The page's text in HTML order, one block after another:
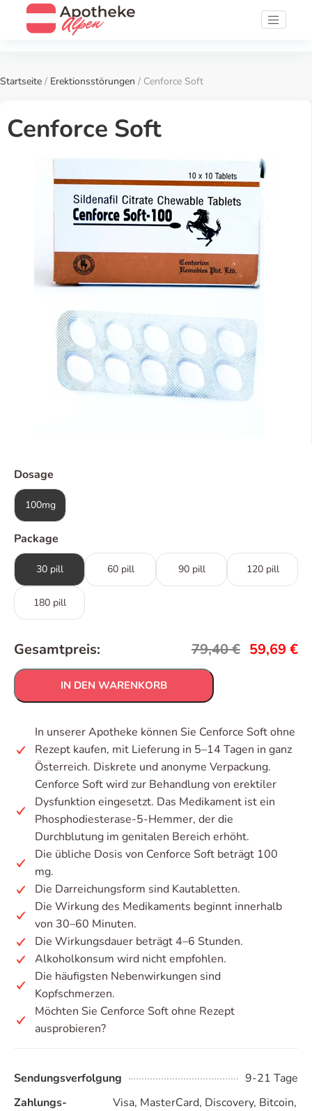
Startseite / Erektionsstörungen / Cenforce Soft
Cenforce Soft
Dosage
100mg
Package
30 pill 60 pill 90 pill 120 pill
180 pill
Gesamtpreis: 79,40€ 59,69 €
IN DEN WARENKORB
In unserer Apotheke können Sie Cenforce Soft ohne
Rezept kaufen, mit Lieferung in 5–14 Tagen in ganz
Österreich. Diskrete und anonyme Verpackung.
Cenforce Soft wird zur Behandlung von erektiler
Dysfunktion eingesetzt. Das Medikament ist ein
Phosphodiesterase-5-Hemmer, der die
Durchblutung im genitalen Bereich erhöht.
Die übliche Dosis von Cenforce Soft beträgt 100
mg.
Die Darreichungsform sind Kautabletten.
Die Wirkung des Medikaments beginnt innerhalb
von 30–60 Minuten.
Die Wirkungsdauer beträgt 4–6 Stunden.
Alkoholkonsum wird nicht empfohlen.
Die häufigsten Nebenwirkungen sind
Kopfschmerzen.
Möchten Sie Cenforce Soft ohne Rezept
ausprobieren?
Sendungsverfolgung
9-21 Tage
Zahlungs-
Visa, MasterCard, Discovery, Bitcoin,